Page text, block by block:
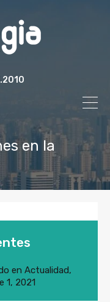
en la
en Actualidad,
1, 2021